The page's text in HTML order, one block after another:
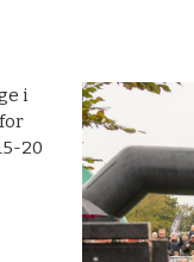
i
20